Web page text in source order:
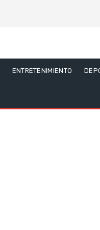
ENTRETENIMIENTO